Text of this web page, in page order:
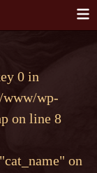
0 in
www/wp-
on line 8
on